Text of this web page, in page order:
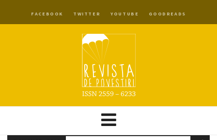
FACEBOOK TWITTER YOUTUBE GOODREADS